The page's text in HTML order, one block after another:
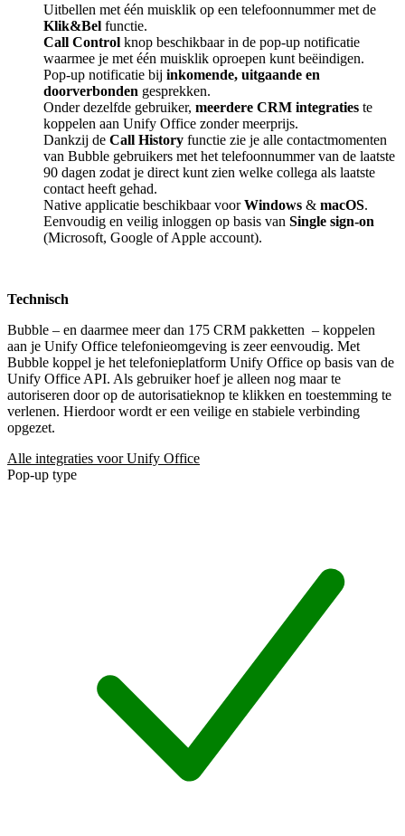
Uitbellen met één muisklik op een telefoonnummer met de
Klik&Bel functie.
Call Control knop beschikbaar in de pop-up notificatie
waarmee je met één muisklik oproepen kunt beëindigen.
Pop-up notificatie bij inkomende, uitgaande en
doorverbonden gesprekken.
Onder dezelfde gebruiker, meerdere CRM integraties te
koppelen aan Unify Office zonder meerprijs.
Dankzij de Call History functie zie je alle contactmomenten
van Bubble gebruikers met het telefoonnummer van de laatste
90 dagen zodat je direct kunt zien welke collega als laatste
contact heeft gehad.
Native applicatie beschikbaar voorWindows & macOS.
Eenvoudig en veilig inloggen op basis van Single sign-on
(Microsoft, Google of Apple account).
Technisch
Bubble – en daarmee meer dan 175 CRM pakketten – koppelen
aan je Unify Office telefonieomgeving is zeer eenvoudig. Met
Bubble koppel je het telefonieplatform Unify Office op basis van de
Unify Office API. Als gebruiker hoef je alleen nog maar te
autoriseren door op de autorisatieknop te klikken en toestemming te
verlenen. Hierdoor wordt er een veilige en stabiele verbinding
opgezet.
Alle integraties voor Unify Office
Pop-up type